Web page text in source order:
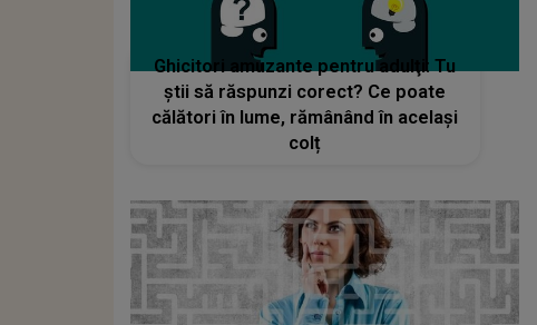
Ghicitori amuzante pentru adulţi: Tu
ştii să răspunzi corect? Ce poate
călători în lume, rămânând în același
colț